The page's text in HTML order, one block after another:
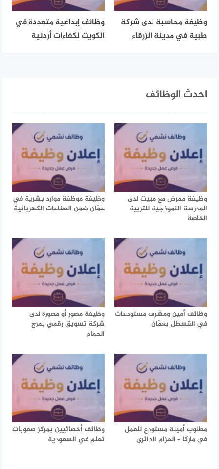
وظيفة محاسبة لدى شركة
طبية في مدينة الزرقاء
وظائف إبداعية متعددة في
الكويت لكفاءات أردنية
احدث الوظائف
وظيفة ممرض مع مبيت لدى
المدرسة النموذجية للتربية
الخاصة
وظيفة موظفة موارد بشرية في
عمّان ضمن الصناعات الكهربائية
وظائف أمين ومشرف مستودعات
في القسطل بعمّان
وظيفة مصور أو مصورة لدى
شركة تسويق رقمي بمرج
الحمام
مطلوب أمينة مستودع للعمل
في ماركا – الحزام الدائري
وظائف أخصائيين بمركز صعوبات
تعلم في السعودية